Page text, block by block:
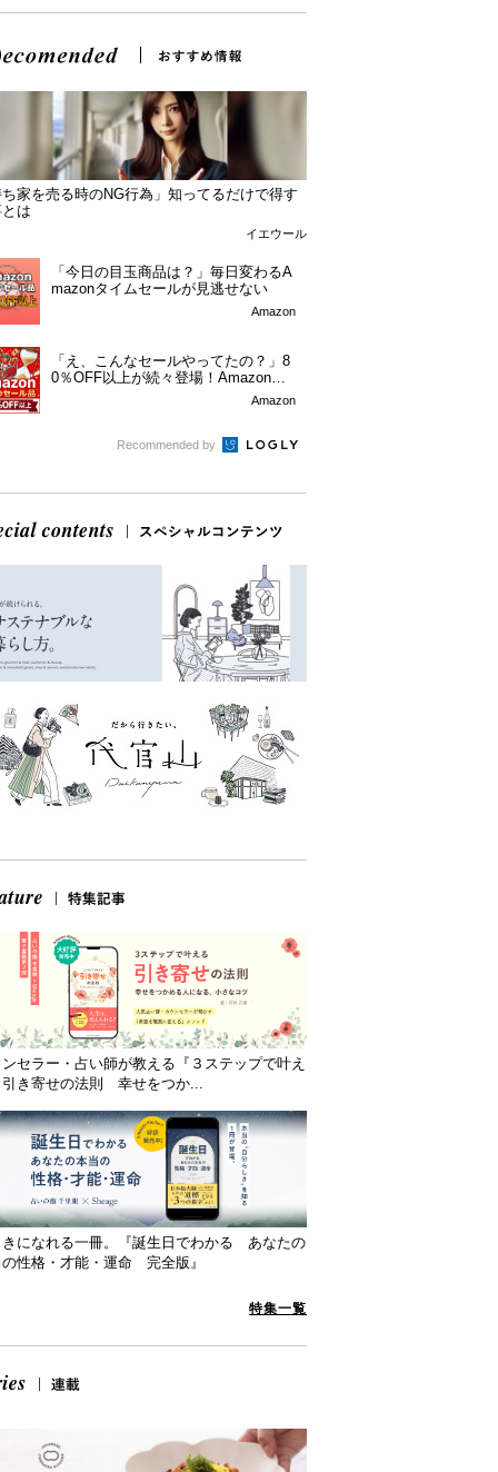
家を売る時のNG行為」知ってるだけで得す
は
イエウール
「今日の目玉商品は？」毎日変わるA
mazonタイムセールが見逃せない
Amazon
「え、こんなセールやってたの？」8
0％OFF以上が続々登場！Amazonの
Amazon
Recommended by
セラー・占い師が教える『３ステップで叶え
き寄せの法則 幸せをつか...
きになれる一冊。『誕生日でわかる あなたの
性格・才能・運命 完全版』
特集一覧